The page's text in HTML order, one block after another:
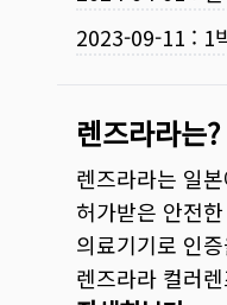
2023-09-11 : 1
렌즈라라는?
렌즈라라는 일
허가받은 안전
의료기기로 인
렌즈라라 컬러